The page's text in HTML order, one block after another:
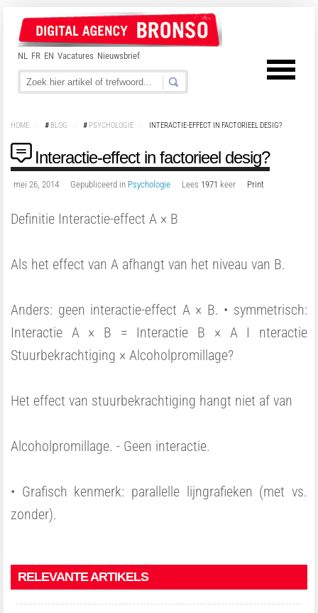
NL FR EN Vacatures Nieuwsbrief
HOME # BLOG # PSYCHOLOGIE INTERACTIE-EFFECT IN FACTORIEEL DESIG?
Interactie-effect in factorieel desig?
mei 26, 2014 Gepubliceerd in Psychologie Lees 1971 keer Print
Definitie Interactie-effect A × B
Als het effect van A afhangt van het niveau van B.
Anders: geen interactie-effect A × B. • symmetrisch:
Interactie A × B = Interactie B × A I nteractie
Stuurbekrachtiging × Alcoholpromillage?
Het effect van stuurbekrachtiging hangt niet af van
Alcoholpromillage. - Geen interactie.
• Grafisch kenmerk: parallelle lijngrafieken (met vs.
zonder).
RELEVANTE ARTIKELS